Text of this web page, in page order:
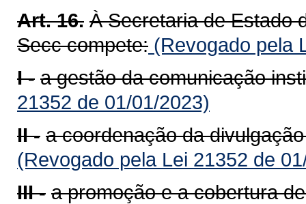
Art. 16. À Secretaria de Estado
Secc compete: (Revogado pela
I - a gestão da comunicação
21352 de 01/01/2023)
II - a coordenação da
(Revogado pela Lei 21352 de
III - a promoção e a cobertura